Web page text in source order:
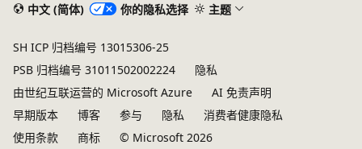
中文 (简体) 你的隐私选择 主题
SH ICP 归档编号 13015306-25
PSB 归档编号 31011502002224
隐私
由世纪互联运营的 Microsoft Azure
AI 免责声明
早期版本
博客 参与 隐私
消费者健康隐私
使用条款
商标 © Microsoft 2026